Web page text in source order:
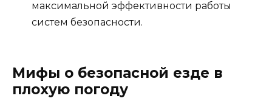
максимальной эффективности работы
систем безопасности.
Мифы о безопасной езде в
плохую погоду